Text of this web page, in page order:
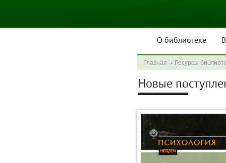
О библиотеке
Главная Ресурсы
Новые